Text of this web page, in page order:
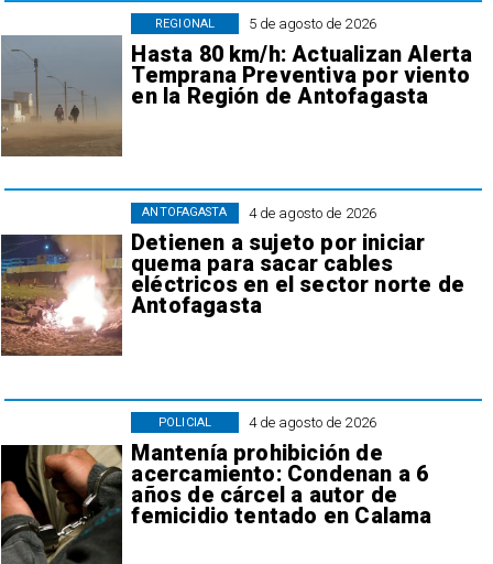
5 de agosto de 2026
Hasta 80 km/h: Actualizan Alerta
Temprana Preventiva por viento
en la Región de Antofagasta
REGIONAL
4 de agosto de 2026
Detienen a sujeto por iniciar
quema para sacar cables
eléctricos en el sector norte de
Antofagasta
ANTOFAGASTA
4 de agosto de 2026
Mantenía prohibición de
acercamiento: Condenan a 6
años de cárcel a autor de
femicidio tentado en Calama
POLICIAL